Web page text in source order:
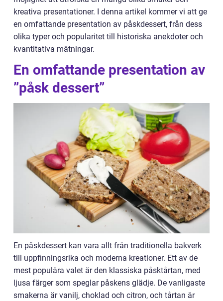
kreativa presentationer. I denna artikel kommer vi att ge
en omfattande presentation av påskdessert, från dess
olika typer och popularitet till historiska anekdoter och
kvantitativa mätningar.
En omfattande presentation av
”påsk dessert”
En påskdessert kan vara allt från traditionella bakverk
till uppfinningsrika och moderna kreationer. Ett av de
mest populära valet är den klassiska påsktårtan, med
ljusa färger som speglar påskens glädje. De vanligaste
smakerna är vanilj, choklad och citron, och tårtan är